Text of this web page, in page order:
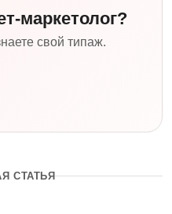
маркетолог?
свой типаж.
СТАТЬЯ